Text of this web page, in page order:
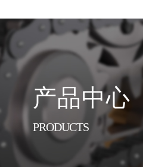
产品中心
PRODUCTS